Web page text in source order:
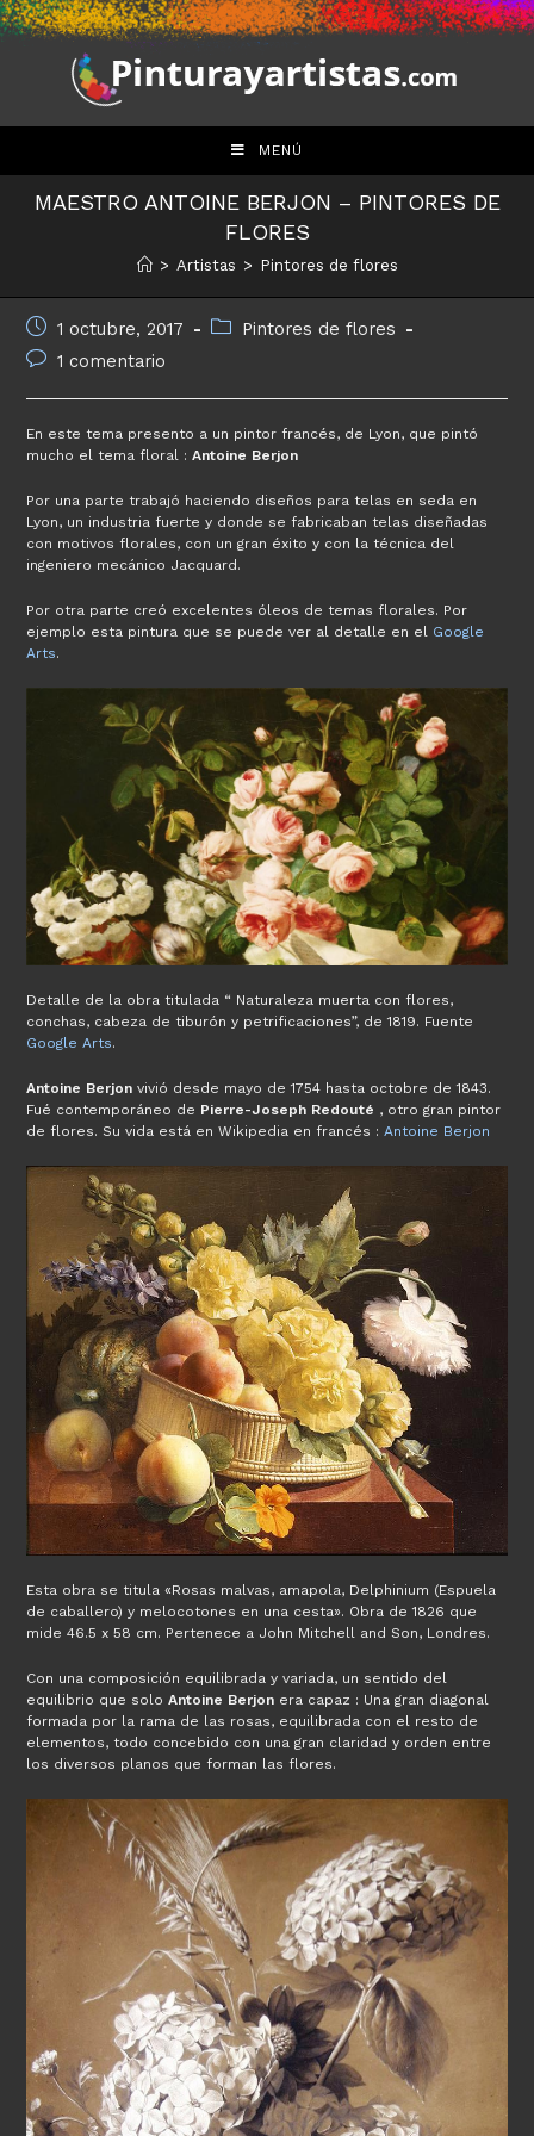
Saltar
al
contenido
MENÚ
MAESTRO ANTOINE BERJON – PINTORES DE
FLORES
> Artistas > Pintores de flores
Publicación
de
entrada:
1 octubre, 2017
Categoría
entrada:
Pintores de flores
Comentarios
entrada:
1 comentario
En este tema presento a un pintor francés, de Lyon, que pintó
mucho el tema floral :Antoine Berjon
Por una parte trabajó haciendo diseños para telas en seda en
Lyon, un industria fuerte y donde se fabricaban telas diseñadas
con motivos florales, con un gran éxito y con la técnica del
ingeniero mecánico Jacquard.
Por otra parte creó excelentes óleos de temas florales. Por
ejemplo esta pintura que se puede ver al detalle en el Google
Arts.
Detalle de la obra titulada “ Naturaleza muerta con flores,
conchas, cabeza de tiburón y petrificaciones”, de 1819. Fuente
Google Arts.
Antoine Berjon vivió desde mayo de 1754 hasta octobre de 1843.
Fué contemporáneo de Pierre-Joseph Redouté , otro gran pintor
de flores. Su vida está en Wikipedia en francés :Antoine Berjon
Esta obra se titula «Rosas malvas, amapola, Delphinium (Espuela
de caballero) y melocotones en una cesta». Obra de 1826 que
mide 46.5 x 58 cm. Pertenece a John Mitchell and Son, Londres.
Con una composición equilibrada y variada, un sentido del
equilibrio que soloAntoine Berjon era capaz : Una gran diagonal
formada por la rama de las rosas, equilibrada con el resto de
elementos, todo concebido con una gran claridad y orden entre
los diversos planos que forman las flores.